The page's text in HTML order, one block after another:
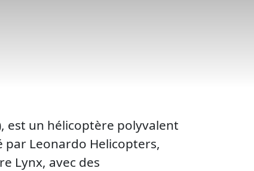
est un hélicoptère polyvalent
Leonardo Helicopters,
Lynx, avec des